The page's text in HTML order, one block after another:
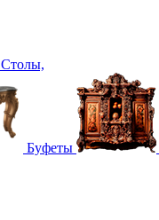
Столы,
Буфеты